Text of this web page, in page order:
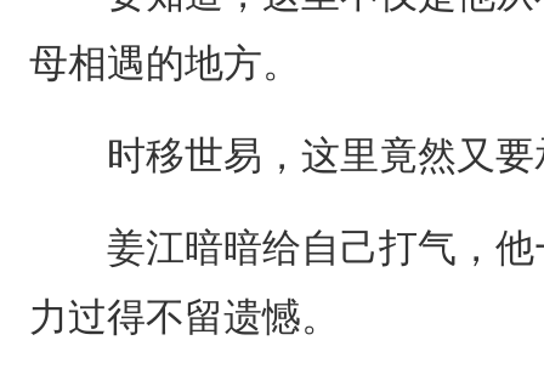
母相遇的地方。
时移世易，这里竟然又要
姜江暗暗给自己打气，他
力过得不留遗憾。